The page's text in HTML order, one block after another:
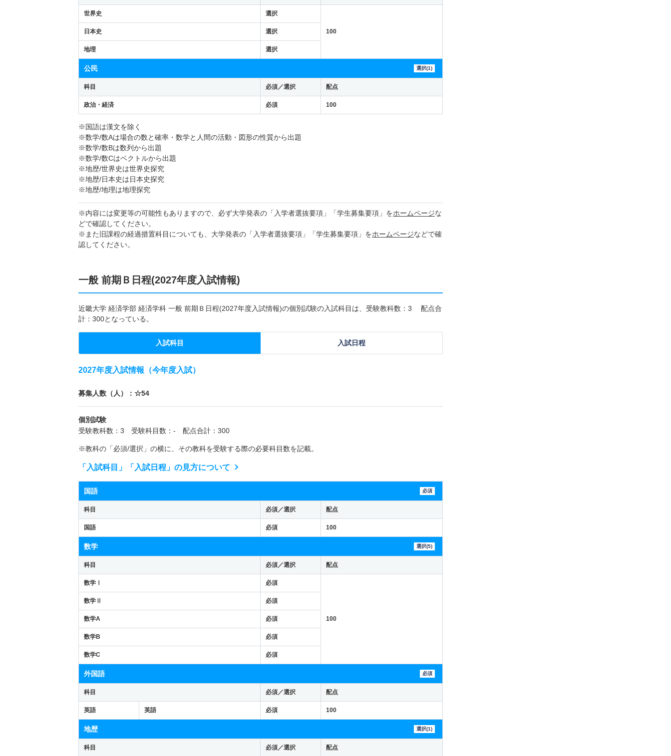
世界史 選択
100
日本史 選択
地理 選択
公民 選択(1)
科目 必須／選択 配点
政治・経済 必須 100
※国語は漢文を除く
※数学/数Aは場合の数と確率・数学と人間の活動・図形の性質から出題
※数学/数Bは数列から出題
※数学/数Cはベクトルから出題
※地歴/世界史は世界史探究
※地歴/日本史は日本史探究
※地歴/地理は地理探究
※内容には変更等の可能性もありますので、必ず大学発表の「入学者選抜要項」「学生募集要項」をホームページな
どで確認してください。
※また旧課程の経過措置科目についても、大学発表の「入学者選抜要項」「学生募集要項」をホームページなどで確
認してください。
一般 前期Ｂ日程(2027年度入試情報)
近畿大学 経済学部 経済学科 一般 前期Ｂ日程(2027年度入試情報)の個別試験の入試科目は、受験教科数：3 配点合
計：300となっている。
入試科目 入試日程
2027年度入試情報（今年度入試）
募集人数（人）：☆54
個別試験
受験教科数：3 受験科目数：- 配点合計：300
※教科の「必須/選択」の横に、その教科を受験する際の必要科目数を記載。
「入試科目」「入試日程」の見方について
国語 必須
科目 必須／選択 配点
国語 必須 100
数学 選択(5)
科目 必須／選択 配点
数学Ⅰ 必須
100
数学Ⅱ 必須
数学A 必須
数学B 必須
数学C 必須
外国語 必須
科目 必須／選択 配点
英語 英語 必須 100
地歴 選択(1)
科目 必須／選択 配点